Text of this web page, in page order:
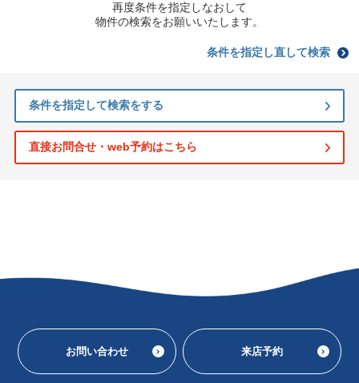
再度条件を指定しなおして
物件の検索をお願いいたします。
条件を指定し直して検索
条件を指定して検索をする
直接お問合せ・web予約はこちら
お問い合わせ 来店予約